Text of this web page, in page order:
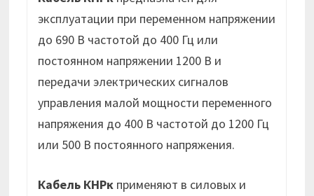
эксплуатации при переменном напряжении
до 690 В частотой до 400 Гц или
постоянном напряжении 1200 В и
передачи электрических сигналов
управления малой мощности переменного
напряжения до 400 В частотой до 1200 Гц
или 500 В постоянного напряжения.
Кабель КНРк применяют в силовых и